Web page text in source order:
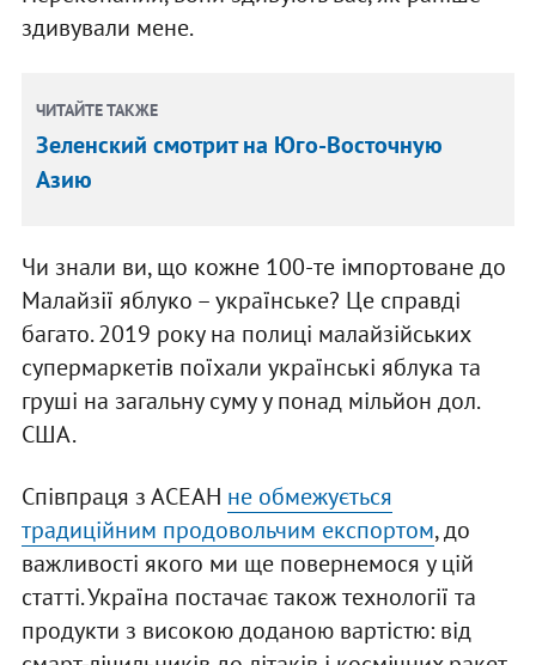
здивували мене.
ЧИТАЙТЕ ТАКЖЕ
Зеленский смотрит на Юго-Восточную
Азию
Чи знали ви, що кожне 100-те імпортоване до
Малайзії яблуко – українське? Це справді
багато. 2019 року на полиці малайзійських
супермаркетів поїхали українські яблука та
груші на загальну суму у понад мільйон дол.
США.
Співпраця з АСЕАН не обмежується
традиційним продовольчим експортом, до
важливості якого ми ще повернемося у цій
статті. Україна постачає також технології та
продукти з високою доданою вартістю: від